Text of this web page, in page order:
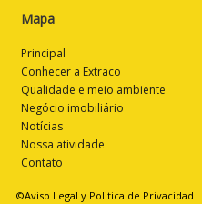
Mapa
Principal
Conhecer a Extraco
Qualidade e meio ambiente
Negócio imobiliário
Notícias
Nossa atividade
Contato
©Aviso Legal y Politica de Privacidad